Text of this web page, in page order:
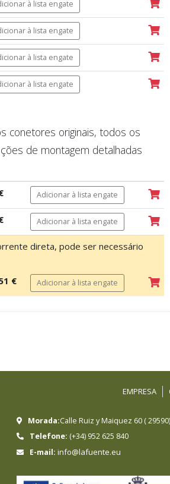
à lista engate
à lista engate
à lista engate
à lista engate
conetores originais, todos os
de montagem detalhadas
Adicionar à lista engate
Adicionar à lista engate
direta, pode ser necessário
€ Adicionar à lista engate
EMPRESA
Morada:Calle Ruiz y Maiquez 60 (29590)
Telefone: (+34) 952 625 840
E-mail: info@lafuente.eu